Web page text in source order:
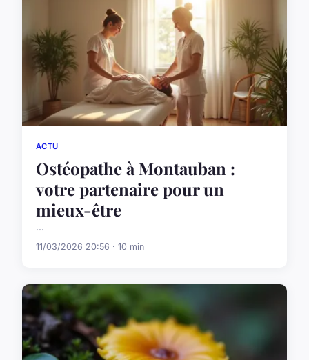
ACTU
Ostéopathe à Montauban :
votre partenaire pour un
mieux-être
...
11/03/2026 20:56 · 10 min